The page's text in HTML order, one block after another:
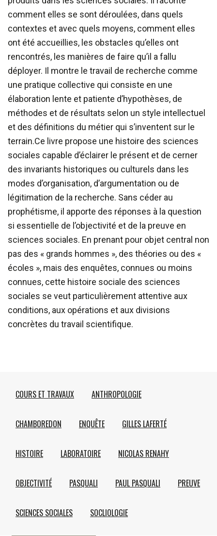
comment elles se sont déroulées, dans quels
contextes et avec quels moyens, comment elles
ont été accueillies, les obstacles qu’elles ont
rencontrés, les manières de faire qu’il a fallu
déployer. Il montre le travail de recherche comme
une pratique collective qui consiste en une
élaboration lente et patiente d’hypothèses, de
méthodes et de résultats selon un style intellectuel
et des définitions du métier qui s’inventent sur le
terrain.Ce livre propose une histoire des sciences
sociales capable d’éclairer le présent et de cerner
des invariants historiques ou culturels dans les
modes d’organisation, d’argumentation ou de
légitimation de la recherche. Sans céder au
prophétisme, il apporte des réponses à la question
si essentielle de l’objectivité et de la preuve en
sciences sociales. En prenant pour objet central non
pas des « grands hommes », des théories ou des «
écoles », mais des enquêtes, connues ou moins
connues, cette histoire sociale des sciences
sociales se veut particulièrement attentive aux
conditions, aux opérations et aux divisions
concrètes du travail scientifique.
COURS ET TRAVAUX ANTHROPOLOGIE
CHAMBOREDON ENQUÊTE GILLES LAFERTÉ
HISTOIRE LABORATOIRE NICOLAS RENAHY
OBJECTIVITÉ PASQUALI PAUL PASQUALI PREUVE
SCIENCES SOCIALES SOCLIOLOGIE